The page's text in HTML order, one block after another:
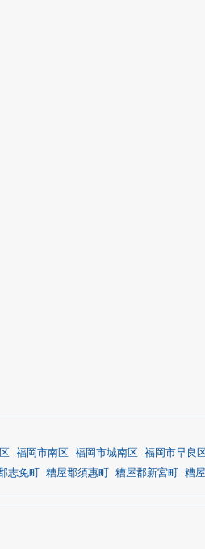
福岡市南区 福岡市城南区 福岡市早良区
志免町 糟屋郡須惠町 糟屋郡新宮町 糟